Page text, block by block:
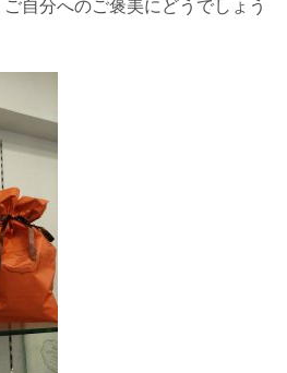
自分へのご褒美にどうでしょう